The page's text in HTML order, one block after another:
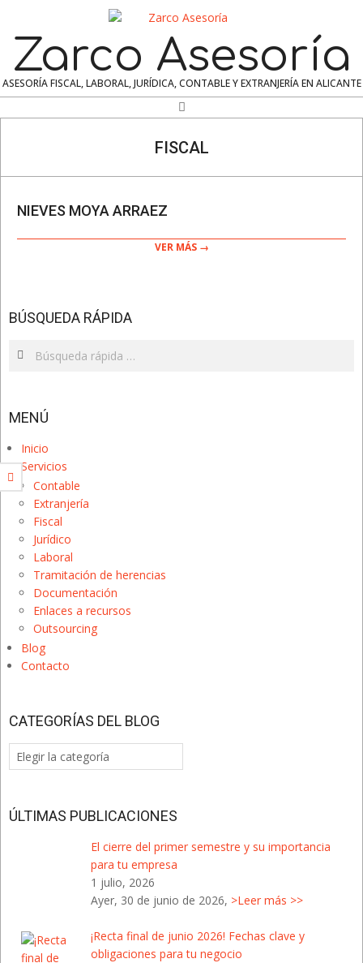
content
Zarco Asesoría
ASESORÍA FISCAL, LABORAL, JURÍDICA, CONTABLE Y EXTRANJERÍA EN ALICANTE
Search
FISCAL
NIEVES MOYA ARRAEZ
VER MÁS →
BÚSQUEDA RÁPIDA
MENÚ
Inicio
Servicios
Contable
Extranjería
Fiscal
Jurídico
Laboral
Tramitación de herencias
Documentación
Enlaces a recursos
Outsourcing
Blog
Contacto
CATEGORÍAS DEL BLOG
Categorías
del
ÚLTIMAS PUBLICACIONES
El cierre del primer semestre y su importancia
para tu empresa
1 julio, 2026
Ayer, 30 de junio de 2026, >Leer más >>
¡Recta final de junio 2026! Fechas clave y
obligaciones para tu negocio